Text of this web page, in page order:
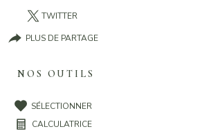
TWITTER
PLUS DE PARTAGE
NOS OUTILS
SÉLECTIONNER
CALCULATRICE